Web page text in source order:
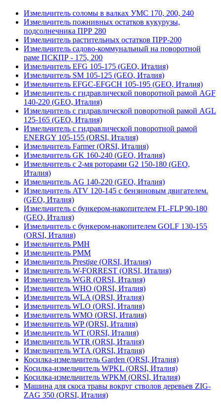
Измельчитель соломы в валках УМС 170, 200, 240
Измельчитель пожнивных остатков кукурузы,
подсолнечника ПРР 280
Измельчитель растительных остатков ПРР-200
Измельчитель садово-коммунальный на поворотной
раме ПСКПР - 175, 200
Измельчитель EFG 105-175 (GEO, Италия)
Измельчитель SM 105-125 (GEO, Италия)
Измельчитель EFGC-EFGCH 105-195 (GEO, Италия)
Измельчитель с гидравлической поворотной рамой AGF
140-220 (GEO, Италия)
Измельчитель с гидравлической поворотной рамой AGL
125-165 (GEO, Италия)
Измельчитель с гидравлической поворотной рамой
ENERGY 105-155 (ORSI, Италия)
Измельчитель Farmer (ORSI, Италия)
Измельчитель GK 160-240 (GEO, Италия)
Измельчитель с 2-мя роторами G2 150-180 (GEO,
Италия)
Измельчитель AG 140-220 (GEO, Италия)
Измельчитель ATV 120-145 с бензиновым двигателем.
(GEO, Италия)
Измельчитель с бункером-накопителем FL-FLP 90-180
(GEO, Италия)
Измельчитель с бункером-накопителем GOLF 130-155
(ORSI, Италия)
Измельчитель PMH
Измельчитель PMM
Измельчитель Prestige (ORSI, Италия)
Измельчитель W-FORREST (ORSI, Италия)
Измельчитель WGR (ORSI, Италия)
Измельчитель WHO (ORSI, Италия)
Измельчитель WLA (ORSI, Италия)
Измельчитель WLO (ORSI, Италия)
Измельчитель WMO (ORSI, Италия)
Измельчитель WP (ORSI, Италия)
Измельчитель WT (ORSI, Италия)
Измельчитель WTR (ORSI, Италия)
Измельчитель WTА (ORSI, Италия)
Косилка-измельчитель Garden (ORSI, Италия)
Косилка-измельчитель WPKL (ORSI, Италия)
Косилка-измельчитель WPKM (ORSI, Италия)
Машина для скоса травы вокруг стволов деревьев ZIG-
ZAG 350 (ORSI, Италия)